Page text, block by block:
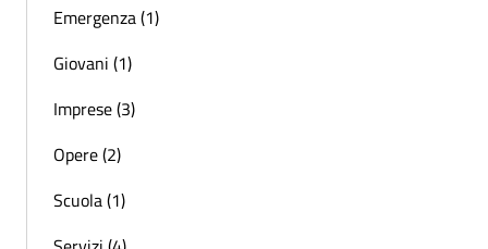
Emergenza (1)
Giovani (1)
Imprese (3)
Opere (2)
Scuola (1)